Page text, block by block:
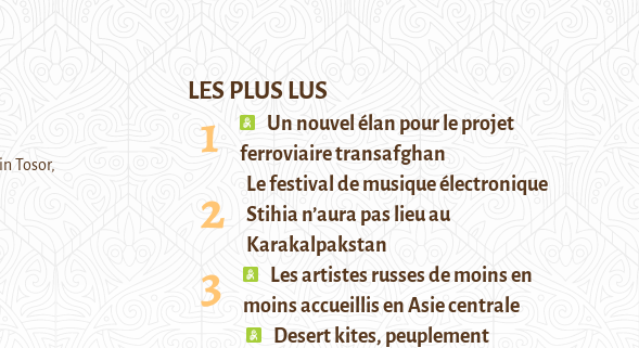
Tosor,
LES PLUS LUS
Un nouvel élan pour le projet
ferroviaire transafghan
Le festival de musique électronique
Stihia n’aura pas lieu au
Karakalpakstan
Les artistes russes de moins en
moins accueillis en Asie centrale
Desert kites, peuplement